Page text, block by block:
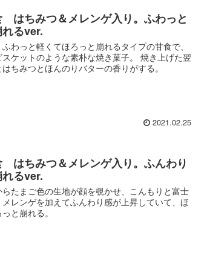
はちみつ＆メレンゲ入り。ふわっと
るver.
わっと軽くてほろっと崩れるタイプの甘食で、
ケットのような素朴な焼き菓子。 焼き上げた翌
ちみつとほんのりバターの香りがする。
2021.02.25
はちみつ＆メレンゲ入り。ふんわり
るver.
たまご色の生地が顔を覗かせ、こんもりと富士
レンゲを加えてふんわり感が上昇していて、ほ
と崩れる。